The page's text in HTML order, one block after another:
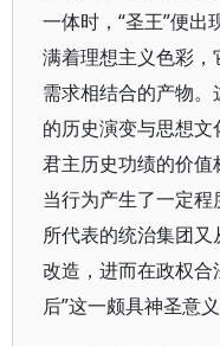
一体时，“圣王”便出
满着理想主义色彩
需求相结合的产物
的历史演变与思想
君主历史功绩的价
当行为产生了一定
所代表的统治集团又
改造，进而在政权合
后”这一颇具神圣意